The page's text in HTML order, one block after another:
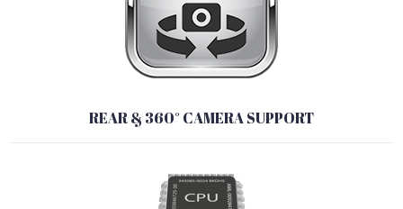
REAR & 360° CAMERA SUPPORT